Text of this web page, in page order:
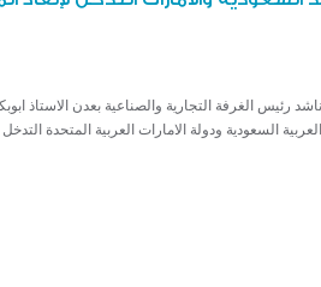
ناشد رئيس الغرفة التجارية والصناعية بعدن الاستاذ
العربية السعودية ودولة الامارات العربية المتحدة